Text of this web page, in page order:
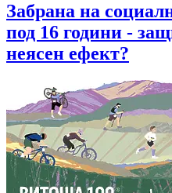
Забрана на
под 16 години -
неясен ефект?